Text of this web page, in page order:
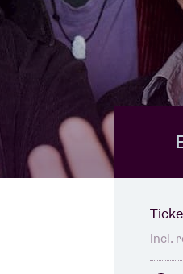
Incl.